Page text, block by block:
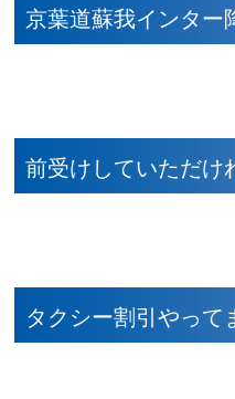
京葉道蘇我インター
前受けしていただけ
タクシー割引やって